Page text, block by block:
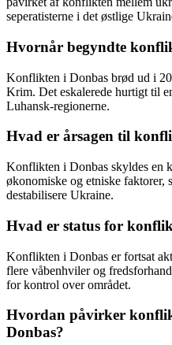
seperatisterne i det østlige
Hvornår begyndte
Konflikten i Donbas brød ud i
Krim. Det eskalerede hurtigt til
Luhansk-regionerne.
Hvad er årsagen til
Konflikten i Donbas skyldes en
økonomiske og etniske faktorer,
destabilisere Ukraine.
Hvad er status for
Konflikten i Donbas er fortsat
flere våbenhviler og
for kontrol over området.
Hvordan påvirker
Donbas?